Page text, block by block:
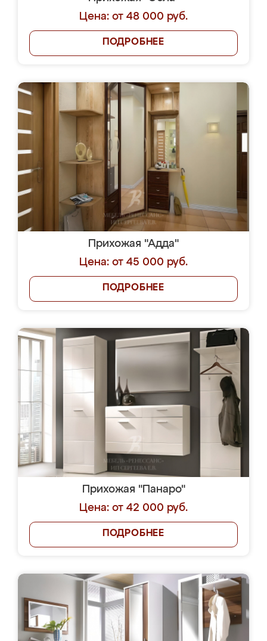
Цена: от 48 000 руб.
ПОДРОБНЕЕ
Прихожая "Адда"
Цена: от 45 000 руб.
ПОДРОБНЕЕ
Прихожая "Панаро"
Цена: от 42 000 руб.
ПОДРОБНЕЕ